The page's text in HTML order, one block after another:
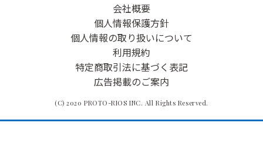
会社概要
個人情報保護方針
個人情報の取り扱いについて
利用規約
特定商取引法に基づく表記
広告掲載のご案内
(C) 2020 PROTO-RIOS INC. All Rights Reserved.